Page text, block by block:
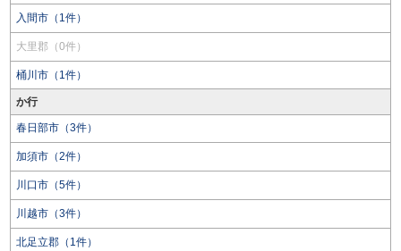
入間市（1件）
大里郡（0件）
桶川市（1件）
か行
春日部市（3件）
加須市（2件）
川口市（5件）
川越市（3件）
北足立郡（1件）